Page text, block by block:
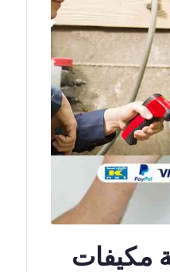
وصيانة مكيفات